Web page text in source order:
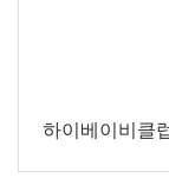
하이베이비클